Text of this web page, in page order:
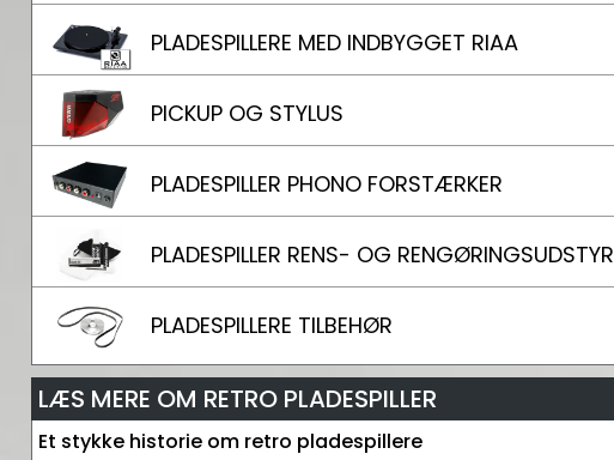
PLADESPILLERE MED INDBYGGET RIAA
PICKUP OG STYLUS
PLADESPILLER PHONO FORSTÆRKER
PLADESPILLER RENS- OG RENGØRINGSUDSTYR
PLADESPILLERE TILBEHØR
LÆS MERE OM RETRO PLADESPILLER
Et stykke historie om retro pladespillere